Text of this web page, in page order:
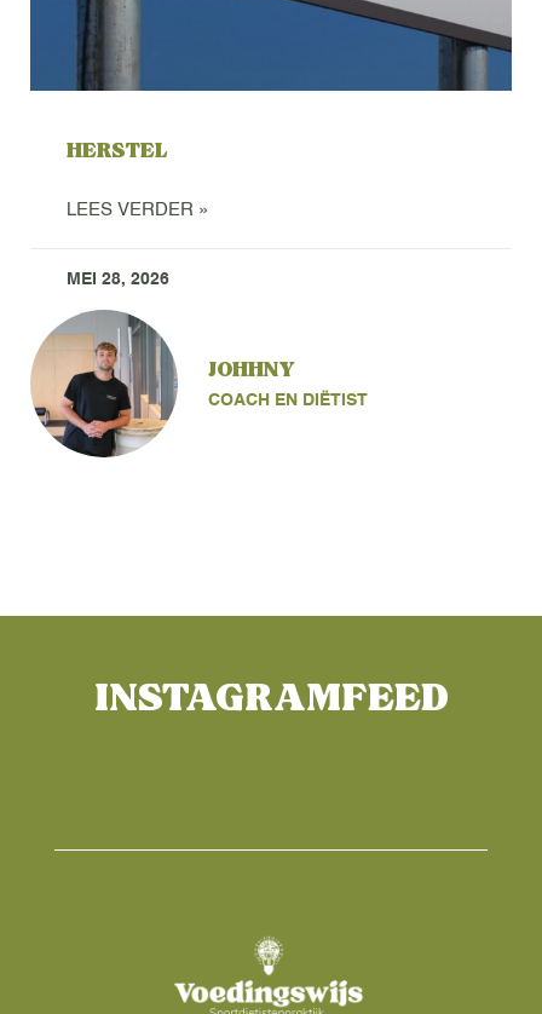
HERSTEL
LEES VERDER »
MEI 28, 2026
JOHHNY
COACH EN DIËTIST
INSTAGRAMFEED